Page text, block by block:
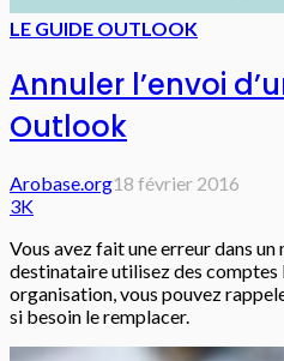
LE GUIDE OUTLOOK
Annuler l’envoi
Outlook
Arobase.org18 février 2016
3K
Vous avez fait une erreur dans un
destinataire utilisez des comptes
organisation, vous pouvez
si besoin le remplacer.